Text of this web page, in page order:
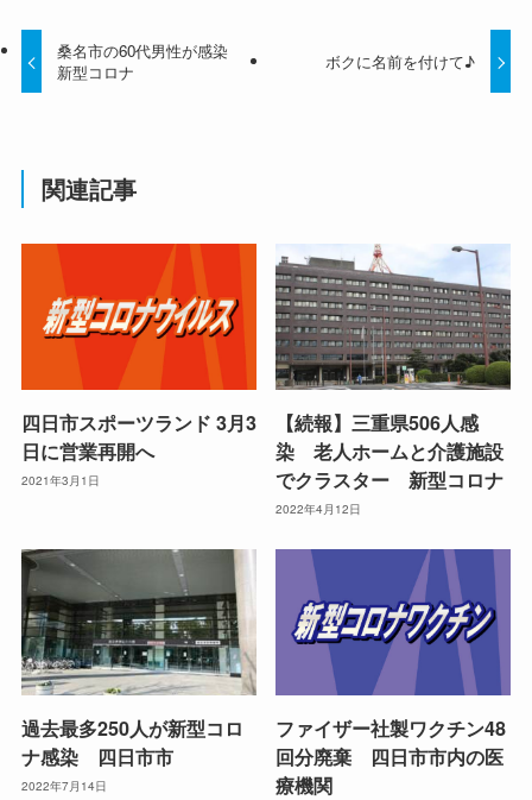
桑名市の60代男性が感染
新型コロナ
ボクに名前を付けて♪
関連記事
四日市スポーツランド 3月3
日に営業再開へ
2021年3月1日
【続報】三重県506人感
染 老人ホームと介護施設
でクラスター 新型コロナ
2022年4月12日
過去最多250人が新型コロ
ナ感染 四日市市
2022年7月14日
ファイザー社製ワクチン48
回分廃棄 四日市市内の医
療機関